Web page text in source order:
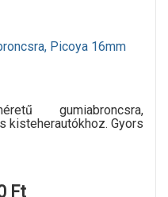
Picoya 16mm
gumiabroncsra,
kisteherautókhoz. Gyors
Ft